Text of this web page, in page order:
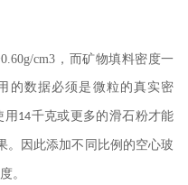
cm3 ，而矿物填料密度一
的数据必须是微粒的真实密
用 14千克或更多的滑石粉才能
。因此添加不同比例的空心玻
。